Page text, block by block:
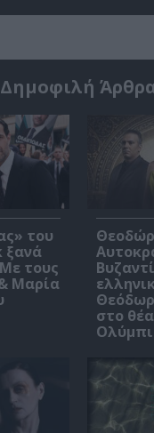
Δημοφιλή
του
ξανά
τους
Μαρία
στο